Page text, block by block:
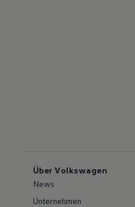
Über Volkswagen
News
Unternehmen